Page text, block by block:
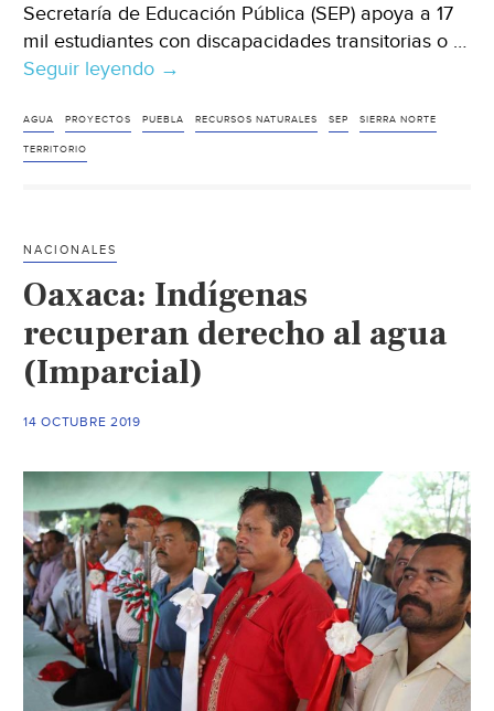
Secretaría de Educación Pública (SEP) apoya a 17
mil estudiantes con discapacidades transitorias o …
Seguir leyendo Puebla:
al
pie
“proyectos
de
estado
(La
Jornada
de
Oriente)
→
AGUA PROYECTOS PUEBLA RECURSOS NATURALES SEP SIERRA NORTE
TERRITORIO
NACIONALES
Oaxaca: Indígenas
recuperan derecho al agua
(Imparcial)
14 OCTUBRE 2019